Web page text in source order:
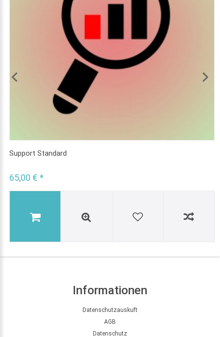
Support Standard
65,00 € *
Informationen
Datenschutzauskuft
AGB
Datenschutz